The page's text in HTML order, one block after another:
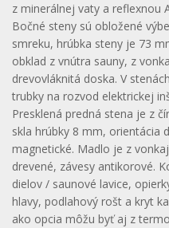
z minerálnej vaty a reflexnou
Bočné steny sú obložené
smreku, hrúbka steny je 73
obklad z vnútra sauny, z
drevovláknitá doska. V
trubky na rozvod elektrickej
Presklená predná stena je z
skla hrúbky 8 mm, orientácia
magnetické. Madlo je z
drevené, závesy antikorové.
dielov / saunové lavice,
hlavy, podlahový rošt a kryt
ako opcia môžu byť aj z